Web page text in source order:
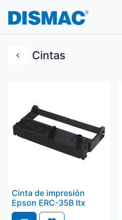
Cintas
Cinta de impresión
Epson ERC-35B Itx